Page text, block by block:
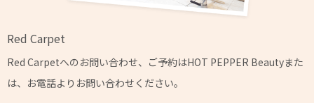
Red Carpet
Red Carpetへの お問い合わせ、ご予約はHOT PEPPER Beautyまた
は、 お電話よりお問い合わせください。